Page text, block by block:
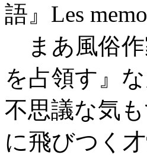
語』Les
まあ風俗作
を占領す』
不思議な気
に飛びつく